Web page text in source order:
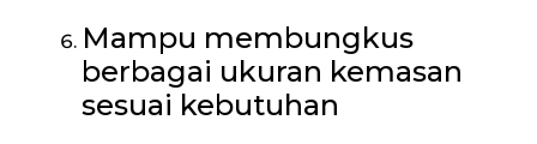
Mampu membungkus
berbagai ukuran kemasan
sesuai kebutuhan